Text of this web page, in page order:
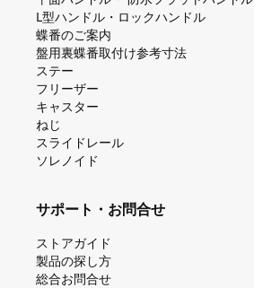
L型ハンドル・ロックハンドル
蝶番のご案内
盤⽤裏蝶番取付け参考⼨法
ステー
フリーザー
キャスター
ねじ
スライドレール
ソレノイド
サポート・お問合せ
ストアガイド
製品の探し⽅
総合お問合せ